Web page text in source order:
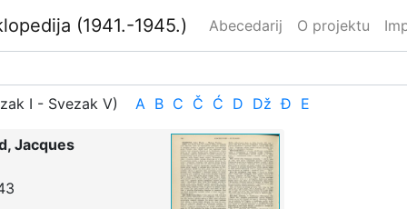
(1941.-1945.) Abecedarij O projektu
I - Svezak V) A B C Č Ć D Dž Đ E
Jacques